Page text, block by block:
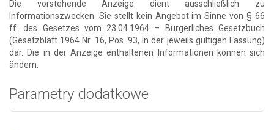
Die vorstehende Anzeige dient ausschließlich zu
Informationszwecken. Sie stellt kein Angebot im Sinne von § 66
ff. des Gesetzes vom 23.04.1964 – Bürgerliches Gesetzbuch
(Gesetzblatt 1964 Nr. 16, Pos. 93, in der jeweils gültigen Fassung)
dar. Die in der Anzeige enthaltenen Informationen können sich
ändern.
Parametry dodatkowe